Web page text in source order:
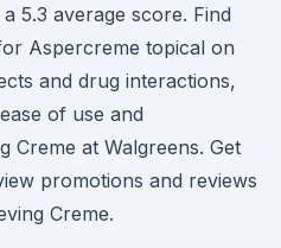
5.3 average score. Find
Aspercreme topical on
and drug interactions,
of use and
Creme at Walgreens. Get
promotions and reviews
Creme.